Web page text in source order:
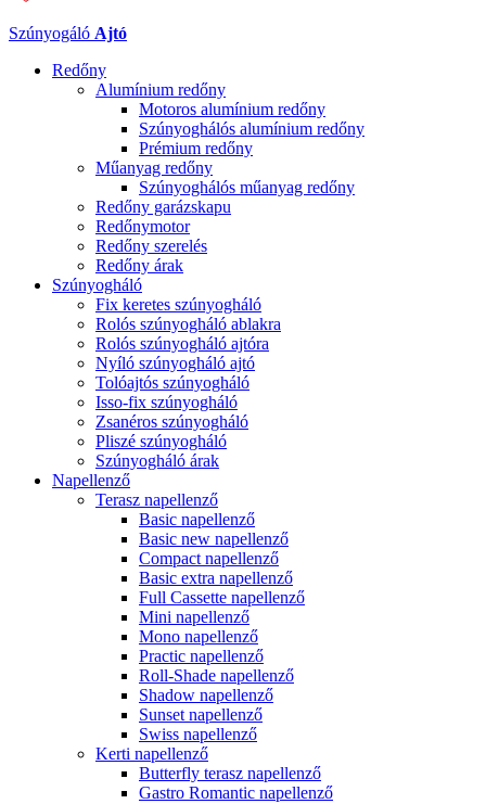
Szúnyogáló Ajtó
Redőny
Alumínium redőny
Motoros alumínium redőny
Szúnyoghálós alumínium redőny
Prémium redőny
Műanyag redőny
Szúnyoghálós műanyag redőny
Redőny garázskapu
Redőnymotor
Redőny szerelés
Redőny árak
Szúnyogháló
Fix keretes szúnyogháló
Rolós szúnyogháló ablakra
Rolós szúnyogháló ajtóra
Nyíló szúnyogháló ajtó
Tolóajtós szúnyogháló
Isso-fix szúnyogháló
Zsanéros szúnyogháló
Pliszé szúnyogháló
Szúnyogháló árak
Napellenző
Terasz napellenző
Basic napellenző
Basic new napellenző
Compact napellenző
Basic extra napellenző
Full Cassette napellenző
Mini napellenző
Mono napellenző
Practic napellenző
Roll-Shade napellenző
Shadow napellenző
Sunset napellenző
Swiss napellenző
Kerti napellenző
Butterfly terasz napellenző
Gastro Romantic napellenző